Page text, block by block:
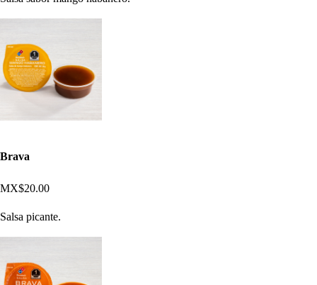
Brava
MX$20.00
Salsa picante.